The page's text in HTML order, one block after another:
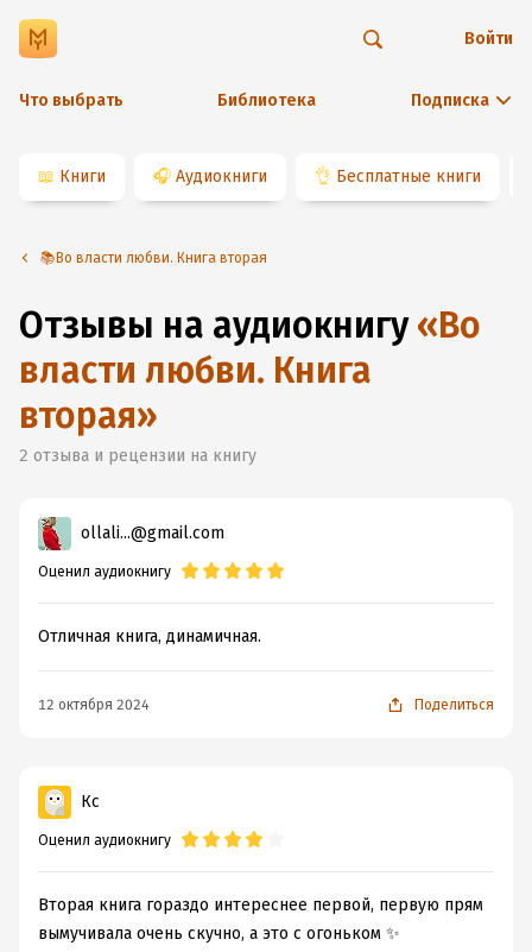
Что выбрать Библиотека Подписка
Войти
📖 Книги 🎧 Аудиокниги 👌 Бесплатные книги
📚Во власти любви. Книга вторая
Отзывы на аудиокнигу «Во
власти любви. Книга
вторая»
2 отзыва и рецензии на книгу
ollali...@gmail.com
Оценил аудиокнигу
Отличная книга, динамичная.
12 октября 2024 Поделиться
Кс
Оценил аудиокнигу
Вторая книга гораздо интереснее первой, первую прям
вымучивала очень скучно, а это с огоньком ✨